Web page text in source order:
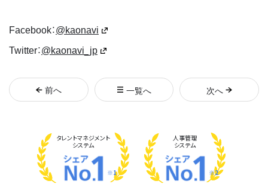
Facebook：@kaonavi
Twitter：@kaonavi_jp
前へ 一覧へ 次へ
タレントマネジメント
システム
※1
人事管理
システム
※2